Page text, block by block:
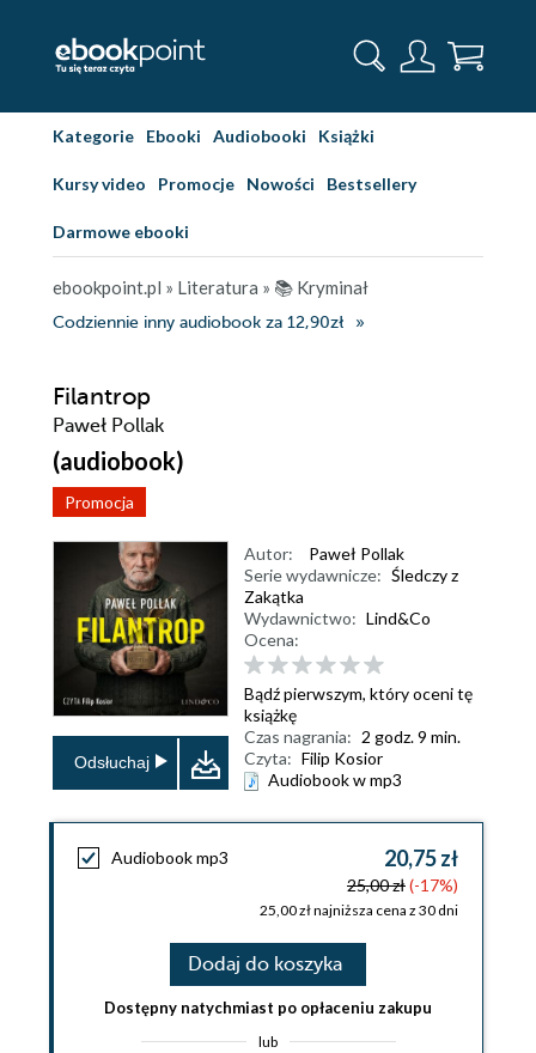
Kategorie Ebooki Audiobooki Książki
Kursy video Promocje Nowości Bestsellery
Darmowe ebooki
ebookpoint.pl » Literatura » 📚 Kryminał
Codziennie inny audiobook za 12,90zł
Filantrop
Paweł Pollak
(audiobook)
Promocja
Odsłuchaj
Autor:
Paweł Pollak
Serie wydawnicze: Śledczy z
Zakątka
Wydawnictwo: Lind&Co
Ocena:
Bądź pierwszym, który oceni tę
książkę
Czas nagrania: 2 godz. 9 min.
Czyta: Filip Kosior
Audiobook w mp3
Audiobook mp3 20,75 zł
25,00 zł(-17%)
25,00 zł najniższa cena z 30 dni
Dodaj do koszyka
Dostępny natychmiast po opłaceniu zakupu
lub